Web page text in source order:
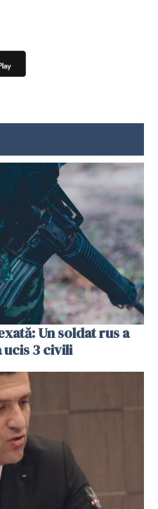
Un soldat rus a
ucis 3 civili